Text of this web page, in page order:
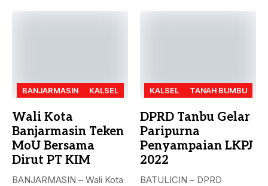
BANJARMASIN KALSEL
Wali Kota
Banjarmasin Teken
MoU Bersama
Dirut PT KIM
BANJARMASIN – Wali Kota
KALSEL TANAH BUMBU
DPRD Tanbu Gelar
Paripurna
Penyampaian LKPJ
2022
BATULICIN – DPRD